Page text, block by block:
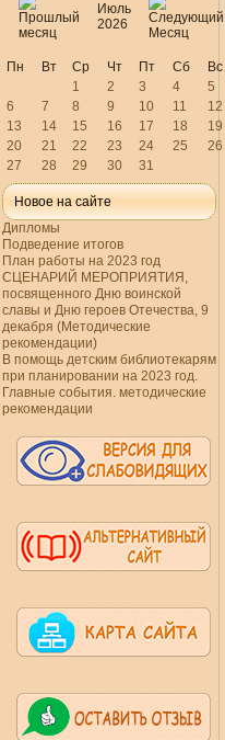
Июль
2026
Пн Вт Ср Чт Пт Сб
Вс
1
2 3 4
5
6
7 8 9 10 11
12
13
14 15 16 17 18
19
20
21 22 23 24 25
26
27
28 29 30 31
Новое на сайте
Дипломы
Подведение итогов
План работы на 2023 год
СЦЕНАРИЙ МЕРОПРИЯТИЯ,
посвященного Дню воинской
славы и Дню героев Отечества, 9
декабря (Методические
рекомендации)
В помощь детским библиотекарям
при планировании на 2023 год.
Главные события. методические
рекомендации